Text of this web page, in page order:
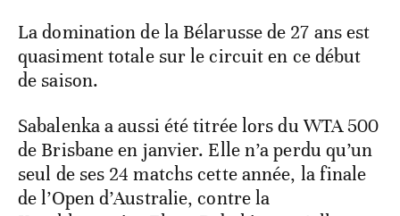
La domination de la Bélarusse de 27 ans est
quasiment totale sur le circuit en ce début
de saison.
Sabalenka a aussi été titrée lors du WTA 500
de Brisbane en janvier. Elle n’a perdu qu’un
seul de ses 24 matchs cette année, la finale
de l’Open d’Australie, contre la